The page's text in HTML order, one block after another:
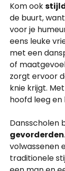
Kom ook
de buurt,
voor je
eens leuke
met een
of
zorgt ervoor
knie krijgt.
hoofd leeg en
Dansscholen
gevorderden
volwassenen
traditionele